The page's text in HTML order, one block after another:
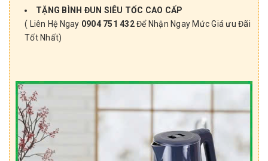
TẶNG BÌNH ĐUN SIÊU TỐC CAO CẤP
( Liên Hệ Ngay 0904 751 432Để Nhận Ngay Mức Giá ưu Đãi
Tốt Nhất)